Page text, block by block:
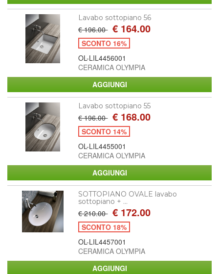
Lavabo sottopiano 56
€ 196.00 € 164.00
SCONTO 16%
OL-LIL4456001
CERAMICA OLYMPIA
Lavabo sottopiano 55
€ 196.00 € 168.00
SCONTO 14%
OL-LIL4455001
CERAMICA OLYMPIA
SOTTOPIANO OVALE lavabo
sottopiano + ...
€ 210.00 € 172.00
SCONTO 18%
OL-LIL4457001
CERAMICA OLYMPIA